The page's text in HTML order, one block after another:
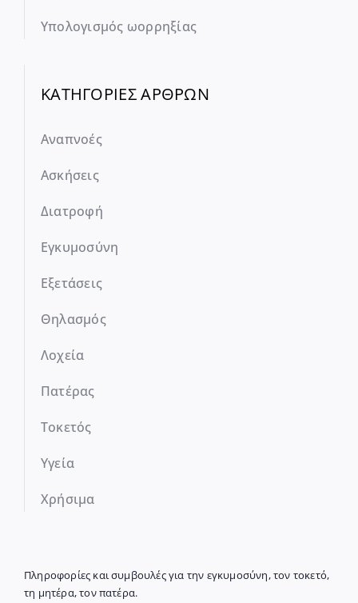
Υπολογισμός ωορρηξίας
ΚΑΤΗΓΟΡΙΕΣ ΑΡΘΡΩΝ
Αναπνοές
Ασκήσεις
Διατροφή
Εγκυμοσύνη
Εξετάσεις
Θηλασμός
Λοχεία
Πατέρας
Τοκετός
Υγεία
Χρήσιμα
Πληροφορίες και συμβουλές για την εγκυμοσύνη, τον τοκετό,
τη μητέρα, τον πατέρα.